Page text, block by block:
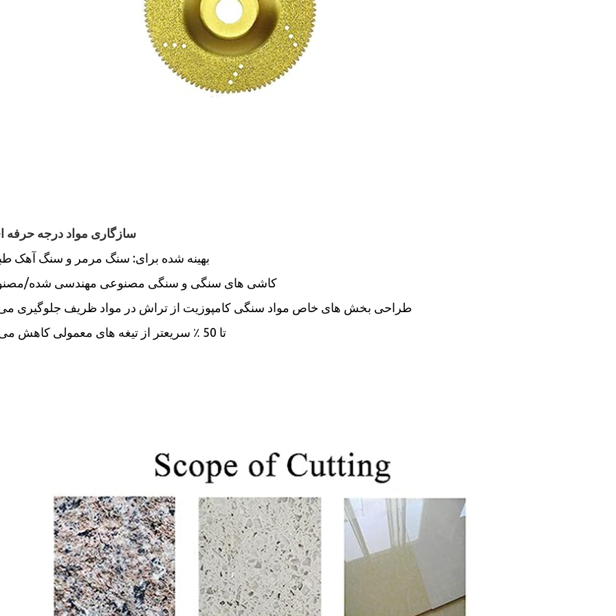
2. سازگاری مواد درجه حرفه
بهینه شده برای: سنگ مرمر و سنگ آهک
کاشی های سنگی و سنگی مصنوعی مهندسی شده/
طراحی بخش های خاص مواد سنگی کامپوزیت از تراش در مواد ظریف جلوگیری می
تا 50 ٪ سریعتر از تیغه های معمولی کاهش می یابد